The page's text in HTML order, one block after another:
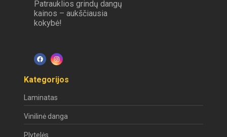
Patrauklios grindų dangų
kainos – aukščiausia
kokybė!
Kategorijos
Laminatas
Vinilinė danga
Plytelės